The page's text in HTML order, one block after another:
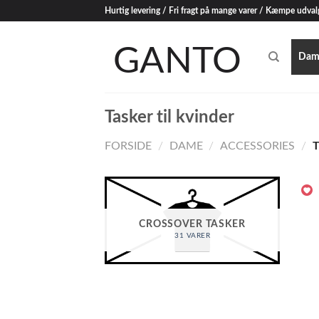
Hurtig levering / Fri fragt på mange varer / Kæmpe
Tasker til kvinder
FORSIDE / DAME / ACCESSORIES /
CROSSOVER TASKER
31 VARER